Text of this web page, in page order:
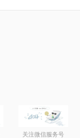
关注微信服务号